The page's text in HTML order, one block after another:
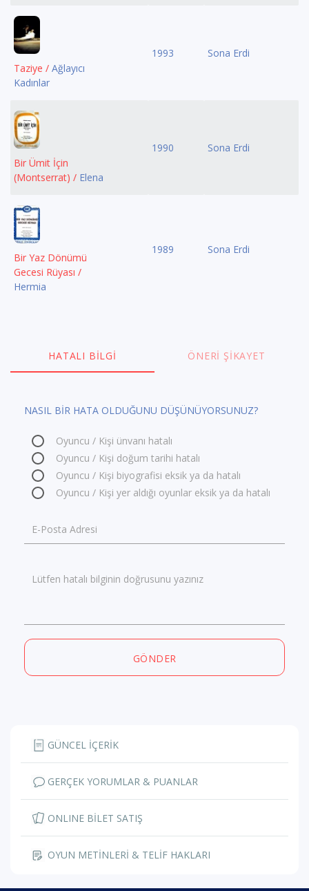
Taziye / Ağlayıcı
Kadınlar
1993 Sona Erdi
Bir Ümit İçin
(Montserrat) / Elena
1990 Sona Erdi
Bir Yaz Dönümü
Gecesi Rüyası /
Hermia
1989 Sona Erdi
HATALI BILGI ÖNERI ŞIKAYET
NASIL BİR HATA OLDUĞUNU DÜŞÜNÜYORSUNUZ?
Oyuncu / Kişi ünvanı hatalı
Oyuncu / Kişi doğum tarihi hatalı
Oyuncu / Kişi biyografisi eksik ya da hatalı
Oyuncu / Kişi yer aldığı oyunlar eksik ya da hatalı
E-Posta Adresi
Lütfen hatalı bilginin doğrusunu yazınız
GÖNDER
GÜNCEL İÇERİK
GERÇEK YORUMLAR & PUANLAR
ONLINE BİLET SATIŞ
OYUN METİNLERİ & TELİF HAKLARI